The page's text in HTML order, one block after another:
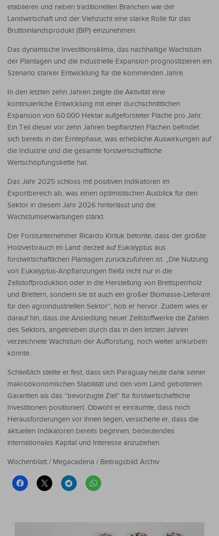
etablieren und neben traditionellen Branchen wie der
Landwirtschaft und der Viehzucht eine starke Rolle für das
Bruttoinlandsprodukt (BIP) einzunehmen.
Das dynamische Investitionsklima, das nachhaltige Wachstum
der Plantagen und die industrielle Expansion prognostizieren ein
Szenario starker Entwicklung für die kommenden Jahre.
In den letzten zehn Jahren zeigte die Aktivität eine
kontinuierliche Entwicklung mit einer durchschnittlichen
Expansion von 60.000 Hektar aufgeforsteter Fläche pro Jahr.
Ein Teil dieser vor zehn Jahren bepflanzten Flächen befindet
sich bereits in der Erntephase, was erhebliche Auswirkungen auf
die Industrie und die gesamte forstwirtschaftliche
Wertschöpfungskette hat.
Das Jahr 2025 schloss mit positiven Indikatoren im
Exportbereich ab, was einen optimistischen Ausblick für den
Sektor in diesem Jahr 2026 hinterlässt und die
Wachstumserwartungen stärkt.
Der Forstunternehmer Ricardo Kiriluk betonte, dass der größte
Holzverbrauch im Land derzeit auf Eukalyptus aus
forstwirtschaftlichen Plantagen zurückzuführen ist. „Die Nutzung
von Eukalyptus-Anpflanzungen fließt nicht nur in die
Zellstoffproduktion oder in die Herstellung von Brettsperrholz
und Brettern, sondern sie ist auch ein großer Biomasse-Lieferant
für den agroindustriellen Sektor“, hob er hervor. Zudem wies er
darauf hin, dass die Ansiedlung neuer Zellstoffwerke die Zahlen
des Sektors, angetrieben durch das in den letzten Jahren
verzeichnete Wachstum der Aufforstung, noch weiter ankurbeln
könnte.
Schließlich stellte er fest, dass sich Paraguay heute dank seiner
makroökonomischen Stabilität und den vom Land gebotenen
Garantien als das “bevorzugte Ziel“ für forstwirtschaftliche
Investitionen positioniert. Obwohl er einräumte, dass noch
Herausforderungen vor ihnen liegen, versicherte er, dass die
aktuellen Indikatoren bereits beginnen, bedeutendes
internationales Kapital und Interesse anzuziehen.
Wochenblatt / Megacadena / Beitragsbild Archiv